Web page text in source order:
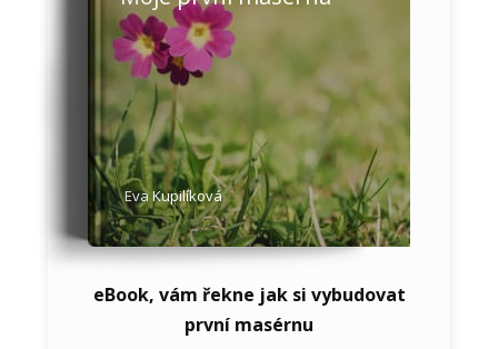
Eva Kupilíková
eBook, vám řekne jak si vybudovat
první masérnu